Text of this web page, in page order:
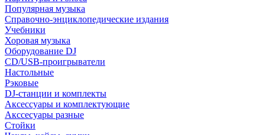
Популярная музыка
Справочно-энциклопедические издания
Учебники
Хоровая музыка
Оборудование DJ
CD/USB-проигрыватели
Настольные
Рэковые
DJ-станции и комплекты
Аксессуары и комплектующие
Акссесуары разные
Стойки